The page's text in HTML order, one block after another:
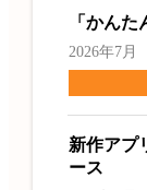
「かん
2026年7月
新作アプ
ース